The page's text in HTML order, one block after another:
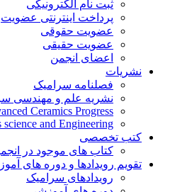
ثبت نام الکترونیکی
پرداخت اینترنتی عضویت
عضویت حقوقی
عضویت حقیقی
اعضای انجمن
نشریات
فصلنامه سرامیک
نشریه علم و مهندسی
Ceramics Progress
science and Engineering
کتب تخصصی
کتاب های موجود در
تقویم رویدادها و دوره های
رویدادهای سرامیک